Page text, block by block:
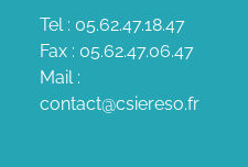
Tel : 05.62.47.18.47
Fax : 05.62.47.06.47
Mail :
contact@csiereso.fr